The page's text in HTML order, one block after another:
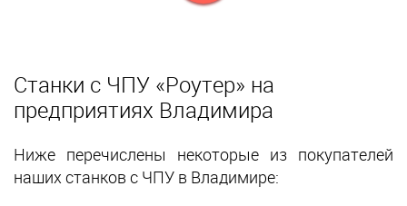
Станки с ЧПУ «Роутер» на
предприятиях Владимира
Ниже перечислены некоторые из покупателей
наших станков с ЧПУ в Владимире: